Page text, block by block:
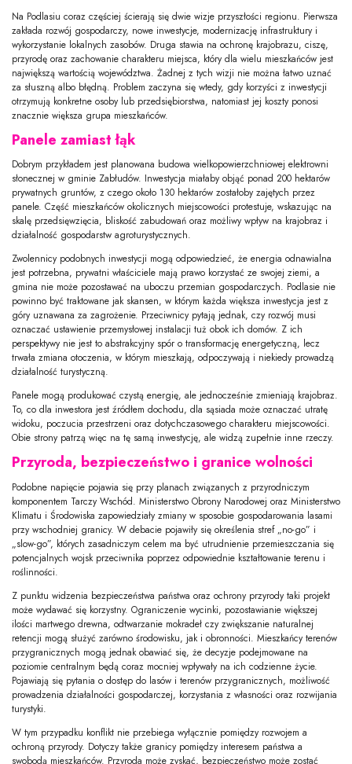
Na Podlasiu coraz częściej ścierają się dwie wizje przyszłości regionu. Pierwsza
zakłada rozwój gospodarczy, nowe inwestycje, modernizację infrastruktury i
wykorzystanie lokalnych zasobów. Druga stawia na ochronę krajobrazu, ciszę,
przyrodę oraz zachowanie charakteru miejsca, który dla wielu mieszkańców jest
największą wartością województwa. Żadnej z tych wizji nie można łatwo uznać
za słuszną albo błędną. Problem zaczyna się wtedy, gdy korzyści z inwestycji
otrzymują konkretne osoby lub przedsiębiorstwa, natomiast jej koszty ponosi
znacznie większa grupa mieszkańców.
Panele zamiast łąk
Dobrym przykładem jest planowana budowa wielkopowierzchniowej elektrowni
słonecznej w gminie Zabłudów. Inwestycja miałaby objąć ponad 200 hektarów
prywatnych gruntów, z czego około 130 hektarów zostałoby zajętych przez
panele. Część mieszkańców okolicznych miejscowości protestuje, wskazując na
skalę przedsięwzięcia, bliskość zabudowań oraz możliwy wpływ na krajobraz i
działalność gospodarstw agroturystycznych.
Zwolennicy podobnych inwestycji mogą odpowiedzieć, że energia odnawialna
jest potrzebna, prywatni właściciele mają prawo korzystać ze swojej ziemi, a
gmina nie może pozostawać na uboczu przemian gospodarczych. Podlasie nie
powinno być traktowane jak skansen, w którym każda większa inwestycja jest z
góry uznawana za zagrożenie. Przeciwnicy pytają jednak, czy rozwój musi
oznaczać ustawienie przemysłowej instalacji tuż obok ich domów. Z ich
perspektywy nie jest to abstrakcyjny spór o transformację energetyczną, lecz
trwała zmiana otoczenia, w którym mieszkają, odpoczywają i niekiedy prowadzą
działalność turystyczną.
Panele mogą produkować czystą energię, ale jednocześnie zmieniają krajobraz.
To, co dla inwestora jest źródłem dochodu, dla sąsiada może oznaczać utratę
widoku, poczucia przestrzeni oraz dotychczasowego charakteru miejscowości.
Obie strony patrzą więc na tę samą inwestycję, ale widzą zupełnie inne rzeczy.
Przyroda, bezpieczeństwo i granice wolności
Podobne napięcie pojawia się przy planach związanych z przyrodniczym
komponentem Tarczy Wschód. Ministerstwo Obrony Narodowej oraz Ministerstwo
Klimatu i Środowiska zapowiedziały zmiany w sposobie gospodarowania lasami
przy wschodniej granicy. W debacie pojawiły się określenia stref „no-go” i
„slow-go”, których zasadniczym celem ma być utrudnienie przemieszczania się
potencjalnych wojsk przeciwnika poprzez odpowiednie kształtowanie terenu i
roślinności.
Z punktu widzenia bezpieczeństwa państwa oraz ochrony przyrody taki projekt
może wydawać się korzystny. Ograniczenie wycinki, pozostawianie większej
ilości martwego drewna, odtwarzanie mokradeł czy zwiększanie naturalnej
retencji mogą służyć zarówno środowisku, jak i obronności. Mieszkańcy terenów
przygranicznych mogą jednak obawiać się, że decyzje podejmowane na
poziomie centralnym będą coraz mocniej wpływały na ich codzienne życie.
Pojawiają się pytania o dostęp do lasów i terenów przygranicznych, możliwość
prowadzenia działalności gospodarczej, korzystania z własności oraz rozwijania
turystyki.
W tym przypadku konflikt nie przebiega wyłącznie pomiędzy rozwojem a
ochroną przyrody. Dotyczy także granicy pomiędzy interesem państwa a
swobodą mieszkańców. Przyroda może zyskać, bezpieczeństwo może zostać